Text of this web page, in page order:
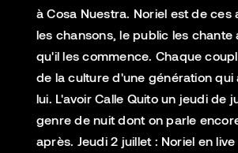
à Cosa Nuestra. Noriel est de ces
les chansons, le public les chante
qu'il les commence. Chaque
de la culture d'une génération qui
lui. L'avoir Calle Quito un jeudi de
genre de nuit dont on parle
après. Jeudi 2 juillet : Noriel en